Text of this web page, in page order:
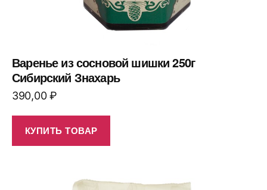
Варенье из сосновой шишки 250г
Сибирский Знахарь
390,00₽
КУПИТЬ ТОВАР